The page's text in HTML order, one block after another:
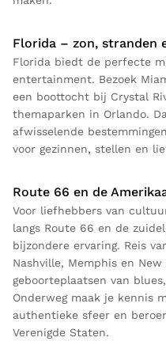
Florida – zon, stranden
Florida biedt de perfecte
entertainment. Bezoek
een boottocht bij Crystal
themaparken in Orlando.
afwisselende
voor gezinnen, stellen en
Route 66 en de
Voor liefhebbers van
langs Route 66 en de
bijzondere ervaring. Reis
Nashville, Memphis en
geboorteplaatsen van
Onderweg maak je kennis
authentieke sfeer en
Verenigde Staten.